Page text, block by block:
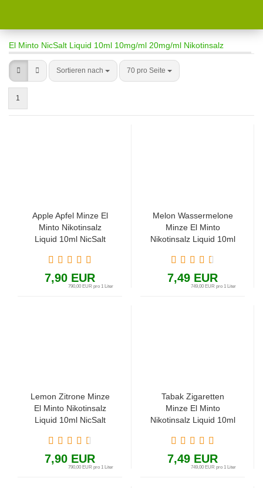
El Minto NicSalt Liquid 10ml 10mg/ml 20mg/ml Nikotinsalz
Sortieren nach 70 pro Seite
1
Apple Apfel Minze El
Minto Nikotinsalz
Liquid 10ml NicSalt
7,90 EUR
790,00 EUR pro 1 Liter
Melon Wassermelone
Minze El Minto
Nikotinsalz Liquid 10ml
7,49 EUR
749,00 EUR pro 1 Liter
Lemon Zitrone Minze
El Minto Nikotinsalz
Liquid 10ml NicSalt
7,90 EUR
790,00 EUR pro 1 Liter
Tabak Zigaretten
Minze El Minto
Nikotinsalz Liquid 10ml
7,49 EUR
749,00 EUR pro 1 Liter